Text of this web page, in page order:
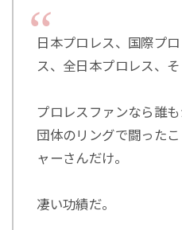
日本プロレス、国際プ
ス、全日本プロレス、そ
プロレスファンなら誰
団体のリングで闘った
ャーさんだけ。
凄い功績だ。